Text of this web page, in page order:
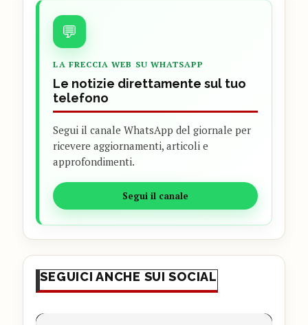
💬
LA FRECCIA WEB SU WHATSAPP
Le notizie direttamente sul tuo
telefono
Segui il canale WhatsApp del giornale per
ricevere aggiornamenti, articoli e
approfondimenti.
Segui il canale
SEGUICI ANCHE SUI SOCIAL